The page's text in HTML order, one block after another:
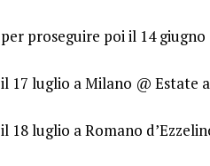
per proseguire poi il 14
il 17 luglio a Milano @ Estate
il 18 luglio a Romano